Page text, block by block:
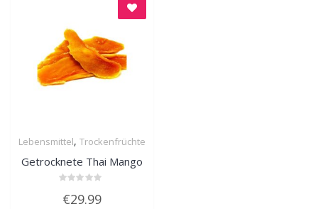
Lebensmittel, Trockenfrüchte
Getrocknete Thai Mango
mit
€29.99